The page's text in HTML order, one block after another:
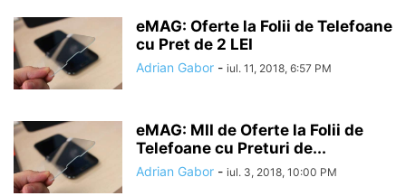
eMAG: Oferte la Folii de Telefoane
cu Pret de 2 LEI
Adrian Gabor - iul. 11, 2018, 6:57 PM
eMAG: MII de Oferte la Folii de
Telefoane cu Preturi de...
Adrian Gabor - iul. 3, 2018, 10:00 PM